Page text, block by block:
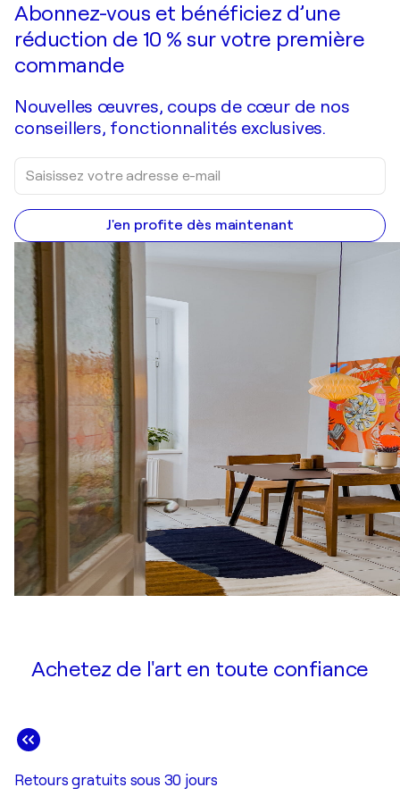
Abonnez-vous et bénéficiez d’une
réduction de 10 % sur votre première
commande
Nouvelles œuvres, coups de cœur de nos
conseillers, fonctionnalités exclusives.
J'en profite dès maintenant
Achetez de l'art en toute confiance
Retours gratuits sous 30 jours